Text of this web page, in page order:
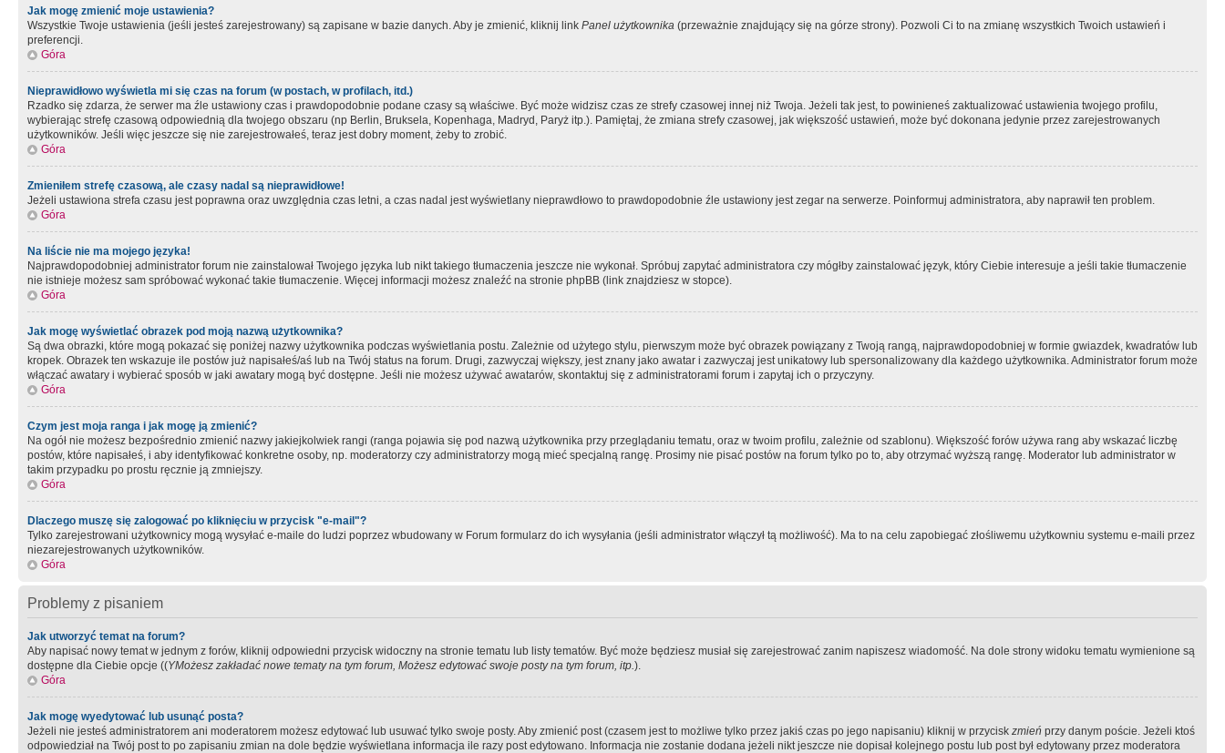
Jak mogę zmienić moje ustawienia?
Wszystkie Twoje ustawienia (jeśli jesteś zarejestrowany) są zapisane w bazie danych. Aby je zmienić, kliknij link Panel użytkownika (przeważnie znajdujący się na górze strony). Pozwoli Ci to na zmianę wszystkich Twoich ustawień i
preferencji.
Góra
Nieprawidłowo wyświetla mi się czas na forum (w postach, w profilach, itd.)
Rzadko się zdarza, że serwer ma źle ustawiony czas i prawdopodobnie podane czasy są właściwe. Być może widzisz czas ze strefy czasowej innej niż Twoja. Jeżeli tak jest, to powinieneś zaktualizować ustawienia twojego profilu,
wybierając strefę czasową odpowiednią dla twojego obszaru (np Berlin, Bruksela, Kopenhaga, Madryd, Paryż itp.). Pamiętaj, że zmiana strefy czasowej, jak większość ustawień, może być dokonana jedynie przez zarejestrowanych
użytkowników. Jeśli więc jeszcze się nie zarejestrowałeś, teraz jest dobry moment, żeby to zrobić.
Góra
Zmieniłem strefę czasową, ale czasy nadal są nieprawidłowe!
Jeżeli ustawiona strefa czasu jest poprawna oraz uwzględnia czas letni, a czas nadal jest wyświetlany nieprawdłowo to prawdopodobnie źle ustawiony jest zegar na serwerze. Poinformuj administratora, aby naprawił ten problem.
Góra
Na liście nie ma mojego języka!
Najprawdopodobniej administrator forum nie zainstalował Twojego języka lub nikt takiego tłumaczenia jeszcze nie wykonał. Spróbuj zapytać administratora czy mógłby zainstalować język, który Ciebie interesuje a jeśli takie tłumaczenie
nie istnieje możesz sam spróbować wykonać takie tłumaczenie. Więcej informacji możesz znaleźć na stronie phpBB (link znajdziesz w stopce).
Góra
Jak mogę wyświetlać obrazek pod moją nazwą użytkownika?
Są dwa obrazki, które mogą pokazać się poniżej nazwy użytkownika podczas wyświetlania postu. Zależnie od użytego stylu, pierwszym może być obrazek powiązany z Twoją rangą, najprawdopodobniej w formie gwiazdek, kwadratów lub
kropek. Obrazek ten wskazuje ile postów już napisałeś/aś lub na Twój status na forum. Drugi, zazwyczaj większy, jest znany jako awatar i zazwyczaj jest unikatowy lub spersonalizowany dla każdego użytkownika. Administrator forum może
włączać awatary i wybierać sposób w jaki awatary mogą być dostępne. Jeśli nie możesz używać awatarów, skontaktuj się z administratorami forum i zapytaj ich o przyczyny.
Góra
Czym jest moja ranga i jak mogę ją zmienić?
Na ogół nie możesz bezpośrednio zmienić nazwy jakiejkolwiek rangi (ranga pojawia się pod nazwą użytkownika przy przeglądaniu tematu, oraz w twoim profilu, zależnie od szablonu). Większość forów używa rang aby wskazać liczbę
postów, które napisałeś, i aby identyfikować konkretne osoby, np. moderatorzy czy administratorzy mogą mieć specjalną rangę. Prosimy nie pisać postów na forum tylko po to, aby otrzymać wyższą rangę. Moderator lub administrator w
takim przypadku po prostu ręcznie ją zmniejszy.
Góra
Dlaczego muszę się zalogować po kliknięciu w przycisk "e-mail"?
Tylko zarejestrowani użytkownicy mogą wysyłać e-maile do ludzi poprzez wbudowany w Forum formularz do ich wysyłania (jeśli administrator włączył tą możliwość). Ma to na celu zapobiegać złośliwemu użytkowniu systemu e-maili przez
niezarejestrowanych użytkowników.
Góra
Problemy z pisaniem
Jak utworzyć temat na forum?
Aby napisać nowy temat w jednym z forów, kliknij odpowiedni przycisk widoczny na stronie tematu lub listy tematów. Być może będziesz musiał się zarejestrować zanim napiszesz wiadomość. Na dole strony widoku tematu wymienione są
dostępne dla Ciebie opcje ((YMożesz zakładać nowe tematy na tym forum, Możesz edytować swoje posty na tym forum, itp.).
Góra
Jak mogę wyedytować lub usunąć posta?
Jeżeli nie jesteś administratorem ani moderatorem możesz edytować lub usuwać tylko swoje posty. Aby zmienić post (czasem jest to możliwe tylko przez jakiś czas po jego napisaniu) kliknij w przycisk zmień przy danym poście. Jeżeli ktoś
odpowiedział na Twój post to po zapisaniu zmian na dole będzie wyświetlana informacja ile razy post edytowano. Informacja nie zostanie dodana jeżeli nikt jeszcze nie dopisał kolejnego postu lub post był edytowany przez moderatora